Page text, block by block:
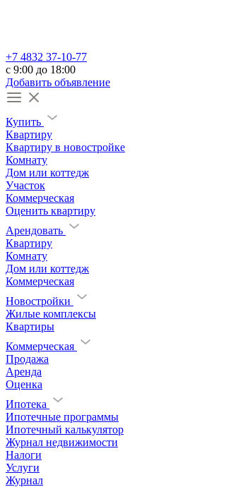
+7 4832 37-10-77
c 9:00 до 18:00
Добавить объявление
Купить
Квартиру
Квартиру в новостройке
Комнату
Дом или коттедж
Участок
Коммерческая
Оценить квартиру
Арендовать
Квартиру
Комнату
Дом или коттедж
Коммерческая
Новостройки
Жилые комплексы
Квартиры
Коммерческая
Продажа
Аренда
Оценка
Ипотека
Ипотечные программы
Ипотечный калькулятор
Журнал недвижимости
Налоги
Услуги
Журнал